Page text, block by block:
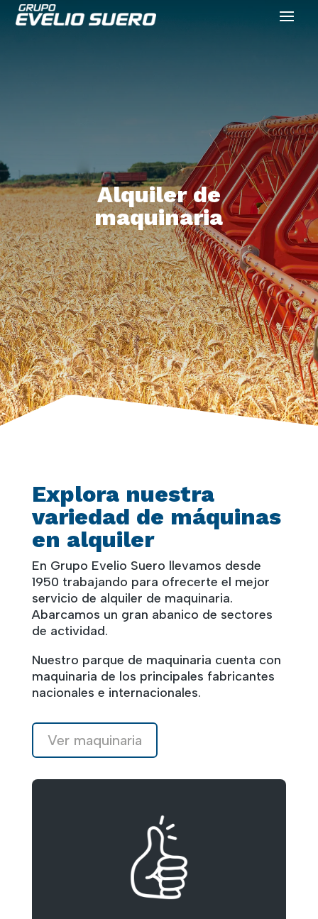
Alquiler de
maquinaria
Explora nuestra
variedad de máquinas
en alquiler
En Grupo Evelio Suero llevamos desde
1950 trabajando para ofrecerte el mejor
servicio de alquiler de maquinaria.
Abarcamos un gran abanico de sectores
de actividad.
Nuestro parque de maquinaria cuenta con
maquinaria de los principales fabricantes
nacionales e internacionales.
Ver maquinaria